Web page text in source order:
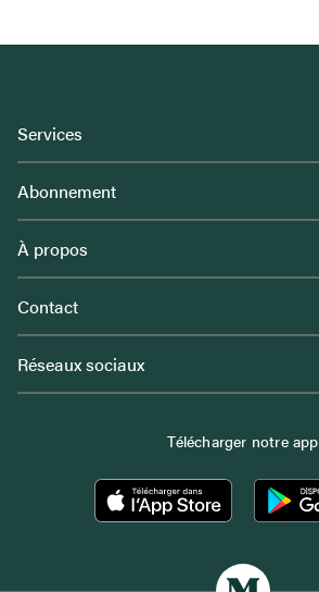
Services
Abonnement
À propos
Contact
Réseaux sociaux
Télécharger notre app